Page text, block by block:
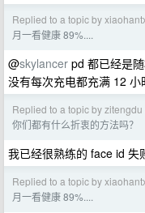
Replied to a topic by
月一看健康 89%....
@skylancer pd 都已经是
没有每次充电都充满 12
Replied to a topic by zitengdu
你们都有什么折衷的方法吗？
我已经很熟练的 face id 失
Replied to a topic by
月一看健康 89%....